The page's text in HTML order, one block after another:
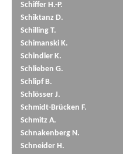
Schiffer H.-P.
Schiktanz D.
Schilling T.
Schimanski K.
Schindler K.
Schlieben G.
Schlipf B.
Schlösser J.
Schmidt-Brücken F.
Schmitz A.
Schnakenberg N.
Schneider H.